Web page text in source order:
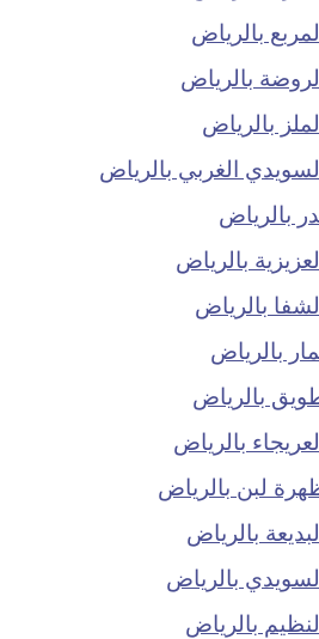
بالرياض
بالرياض
بالرياض
الغربي بالرياض
بالرياض
بالرياض
بالرياض
بالرياض
بالرياض
بالرياض
لبن بالرياض
بالرياض
بالرياض
بالرياض